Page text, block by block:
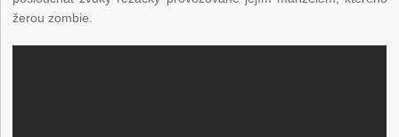
žerou zombie.